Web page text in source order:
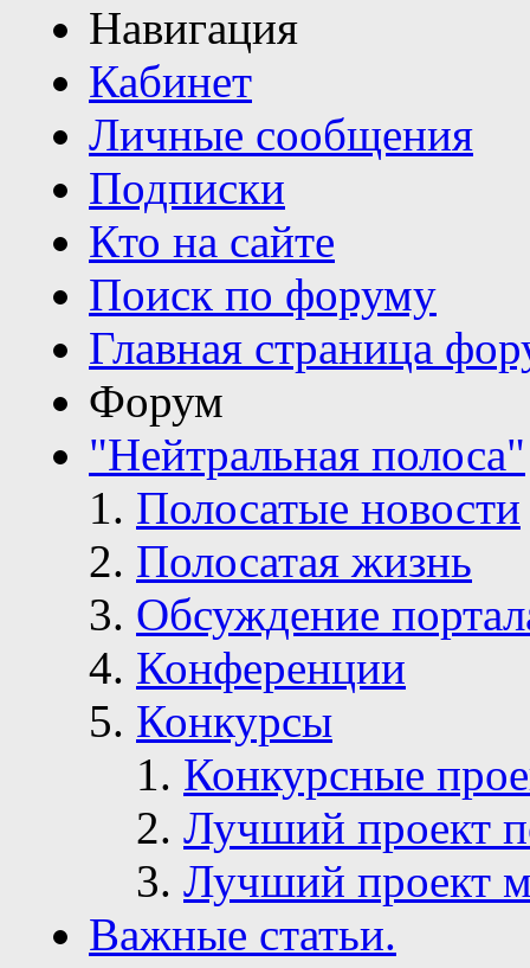
Навигация
Кабинет
Личные сообщения
Подписки
Кто на сайте
Поиск по форуму
Главная страница
Форум
"Нейтральная полоса"
Полосатые новости
Полосатая жизнь
Обсуждение
Конференции
Конкурсы
Конкурсные
Лучший проект
Лучший проект
Важные статьи.